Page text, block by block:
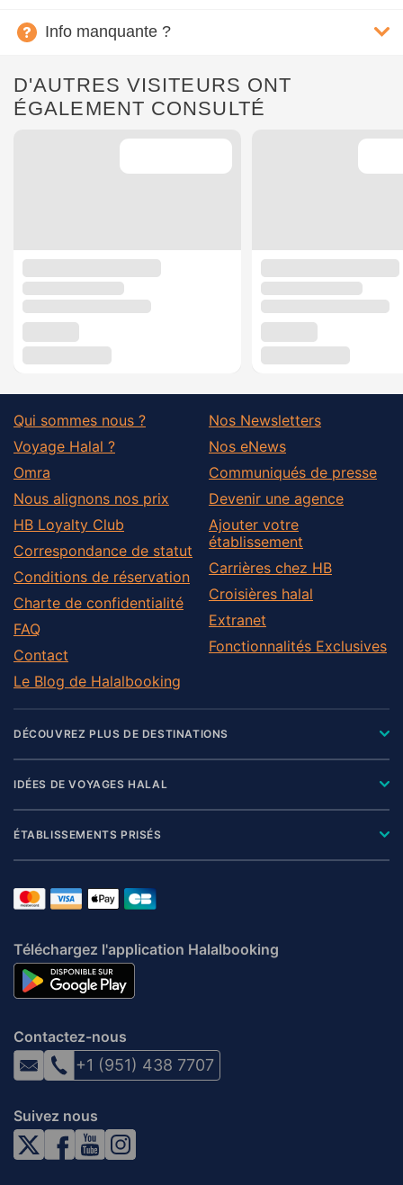
Info manquante ?
D'AUTRES VISITEURS ONT
ÉGALEMENT CONSULTÉ
Qui sommes nous ?
Voyage Halal ?
Omra
Nous alignons nos prix
HB Loyalty Club
Correspondance de statut
Conditions de réservation
Charte de confidentialité
FAQ
Contact
Le Blog de Halalbooking
Nos Newsletters
Nos eNews
Communiqués de presse
Devenir une agence
Ajouter votre
établissement
Carrières chez HB
Croisières halal
Extranet
Fonctionnalités Exclusives
DÉCOUVREZ PLUS DE DESTINATIONS
IDÉES DE VOYAGES HALAL
ÉTABLISSEMENTS PRISÉS
Téléchargez l'application Halalbooking
Contactez-nous
+1 (951) 438 7707
Suivez nous